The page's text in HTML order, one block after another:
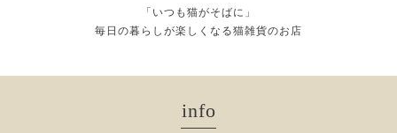
「いつも猫がそばに」
毎日の暮らしが楽しくなる猫雑貨のお店
info